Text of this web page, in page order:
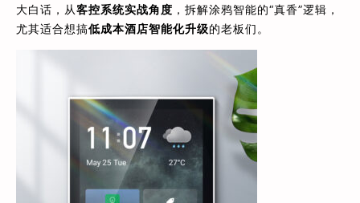
大白话，从客控系统实战角度 ，拆解涂鸦智能的“真香”逻辑，
尤其适合想搞低成本酒店智能化升级的老板们。